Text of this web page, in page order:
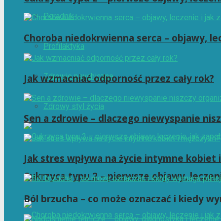
Poradnik
Profilaktyka
Zdrowie psychiczne
Zdrowy styl życia
Cukrzyca typu 2 – pierwsze objawy,
Choroba niedokrwienna serca – objawy,
Jak wzmacniać odporność przez cały rok?
Sen a zdrowie – dlaczego niewyspanie
Jak stres wpływa na życie intymne kobiet
Ból brzucha – co może oznaczać i kiedy